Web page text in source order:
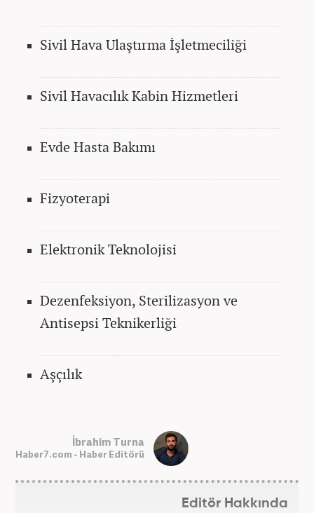
Sivil Hava Ulaştırma İşletmeciliği
Sivil Havacılık Kabin Hizmetleri
Evde Hasta Bakımı
Fizyoterapi
Elektronik Teknolojisi
Dezenfeksiyon, Sterilizasyon ve
Antisepsi Teknikerliği
Aşçılık
İbrahim Turna
Haber7.com - Haber Editörü
Editör Hakkında